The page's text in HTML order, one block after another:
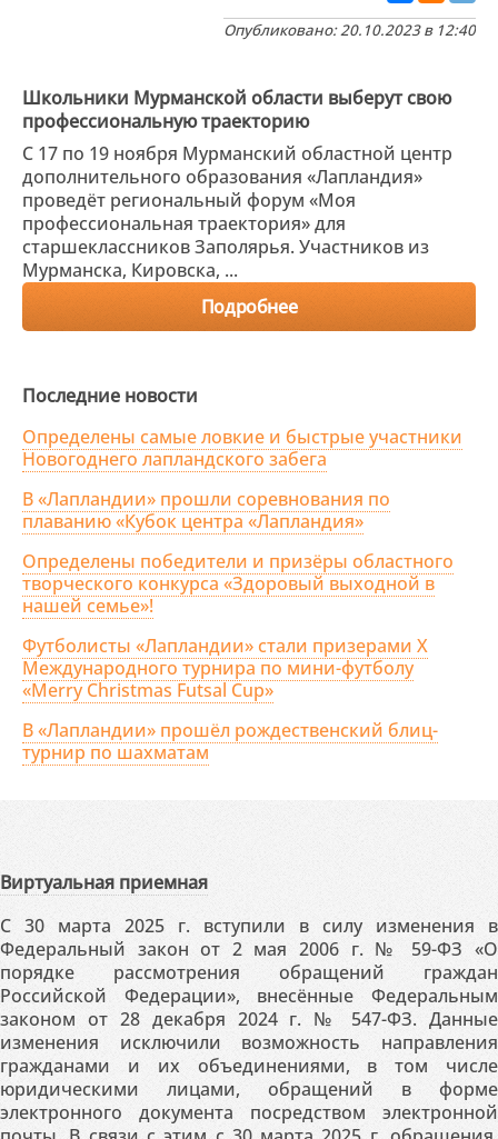
Опубликовано: 20.10.2023 в 12:40
Школьники Мурманской области выберут свою
профессиональную траекторию
С 17 по 19 ноября Мурманский областной центр
дополнительного образования «Лапландия»
проведёт региональный форум «Моя
профессиональная траектория» для
старшеклассников Заполярья. Участников из
Мурманска, Кировска, ...
Подробнее
Последние новости
Определены самые ловкие и быстрые участники
Новогоднего лапландского забега
В «Лапландии» прошли соревнования по
плаванию «Кубок центра «Лапландия»
Определены победители и призёры областного
творческого конкурса «Здоровый выходной в
нашей семье»!
Футболисты «Лапландии» стали призерами X
Международного турнира по мини-футболу
«Merry Christmas Futsal Cup»
В «Лапландии» прошёл рождественский блиц-
турнир по шахматам
Виртуальная приемная
С 30 марта 2025 г. вступили в силу изменения в
Федеральный закон от 2 мая 2006 г. № 59-ФЗ «О
порядке рассмотрения обращений граждан
Российской Федерации», внесённые Федеральным
законом от 28 декабря 2024 г. № 547-ФЗ. Данные
изменения исключили возможность направления
гражданами и их объединениями, в том числе
юридическими лицами, обращений в форме
электронного документа посредством электронной